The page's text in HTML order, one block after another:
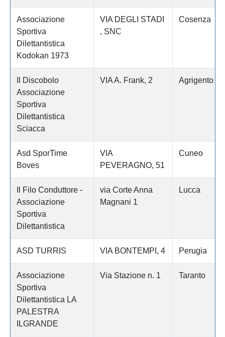
Associazione
Sportiva
Dilettantistica
Kodokan 1973
VIA DEGLI STADI
, SNC
Cosenza
Il Discobolo
Associazione
Sportiva
Dilettantistica
Sciacca
VIA A. Frank, 2 Agrigento
Asd SporTime
Boves
VIA
PEVERAGNO, 51
Cuneo
Il Filo Conduttore -
Associazione
Sportiva
Dilettantistica
via Corte Anna
Magnani 1
Lucca
ASD TURRIS VIA BONTEMPI, 4 Perugia
Associazione
Sportiva
Dilettantistica LA
PALESTRA
ILGRANDE
Via Stazione n. 1 Taranto